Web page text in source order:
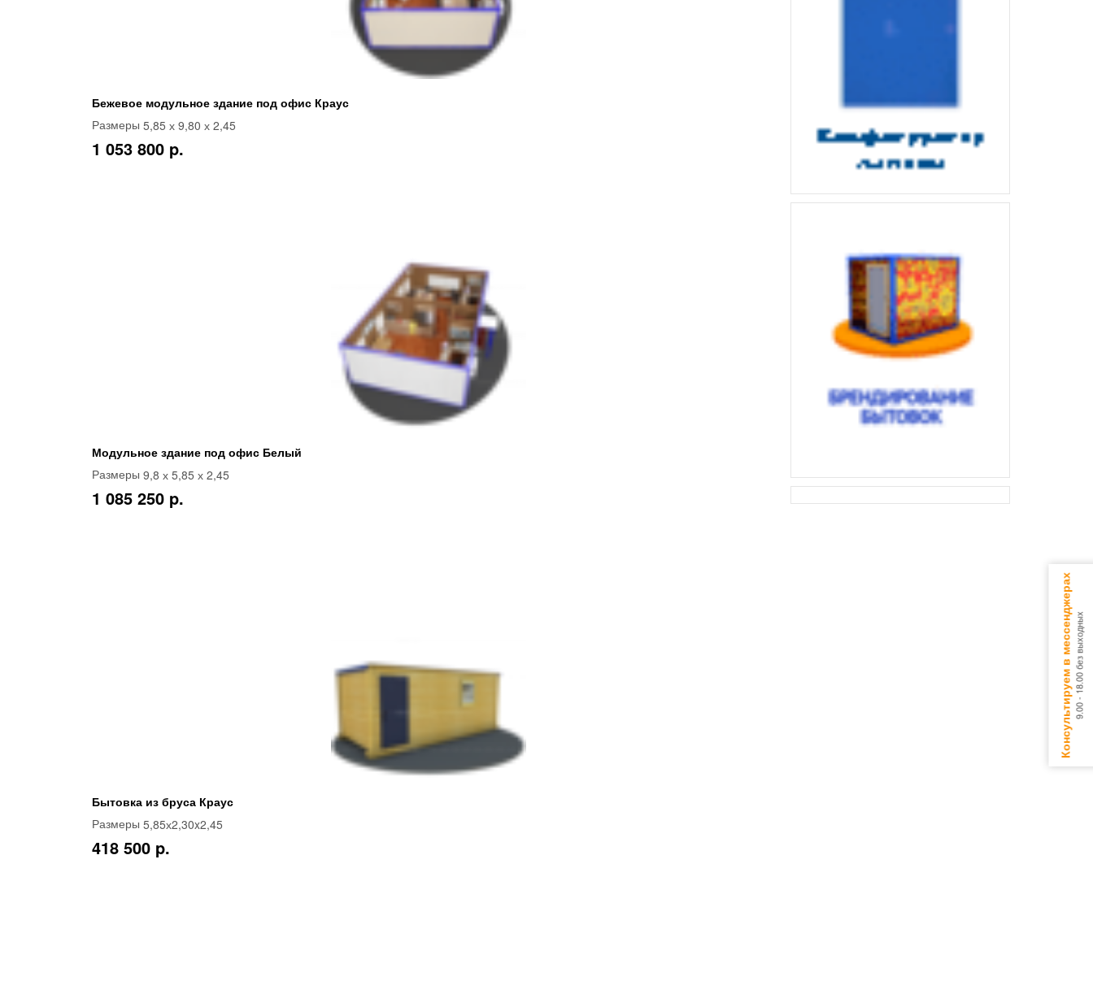
Консультируем в мессенджерах9.00 - 18.00 без выходных
Бежевое модульное здание под офис Краус
Размеры 5,85 х 9,80 х 2,45
1 053 800 p.
Модульное здание под офис Белый
Размеры 9,8 х 5,85 х 2,45
1 085 250 p.
Бытовка из бруса Краус
Размеры 5,85х2,30x2,45
418 500 p.